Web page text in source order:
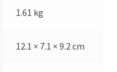
1.61 kg
12.1 × 7.1 × 9.2 cm